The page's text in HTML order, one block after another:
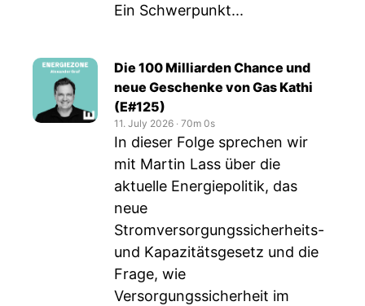
Ein Schwerpunkt...
Die 100 Milliarden Chance und
neue Geschenke von Gas Kathi
(E#125)
11. July 2026 ‧ 70m 0s
In dieser Folge sprechen wir
mit Martin Lass über die
aktuelle Energiepolitik, das
neue
Stromversorgungssicherheits-
und Kapazitätsgesetz und die
Frage, wie
Versorgungssicherheit im